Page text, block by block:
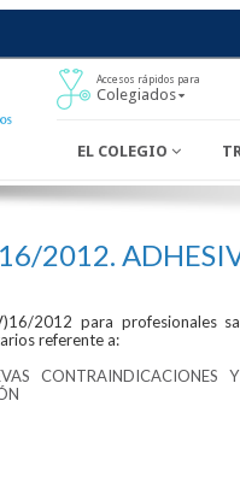
Accesos rápidos para
Colegiados
EL COLEGIO
2012.
2012 para profesionales
referente a:
CONTRAINDICACIONES